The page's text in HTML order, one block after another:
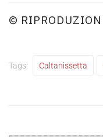
©
Tags: Caltanissetta